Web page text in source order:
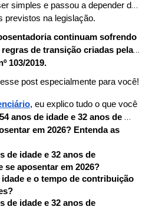
simples e passou a depender da
previstos na legislação.
continuam sofrendo
de transição criadas pela
103/2019.
post especialmente para você!
, eu explico tudo o que você
anos de idade e 32 anos de
em 2026? Entenda as
de idade e 32 anos de
aposentar em 2026?
idade e o tempo de contribuição
de idade e 32 anos de